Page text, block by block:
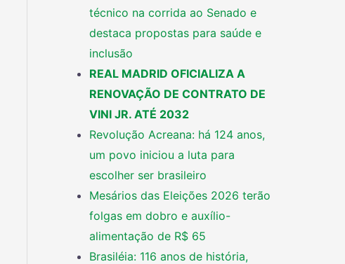
técnico na corrida ao Senado e
destaca propostas para saúde e
inclusão
REAL MADRID OFICIALIZA A
RENOVAÇÃO DE CONTRATO DE
VINI JR. ATÉ 2032
Revolução Acreana: há 124 anos,
um povo iniciou a luta para
escolher ser brasileiro
Mesários das Eleições 2026 terão
folgas em dobro e auxílio-
alimentação de R$ 65
Brasiléia: 116 anos de história,